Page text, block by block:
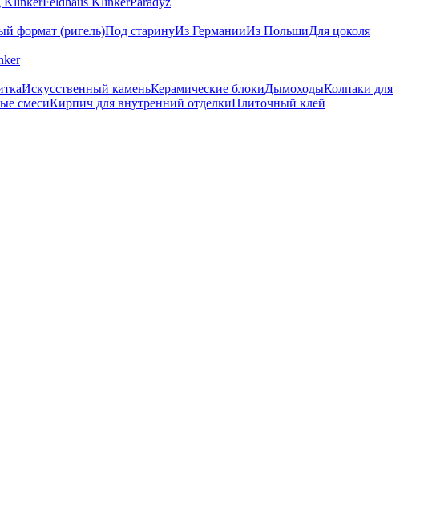
формат (ригель)Под старинуИз ГерманииИз ПольшиДля цоколя
Искусственный каменьКерамические блокиДымоходыКолпаки для
смесиКирпич для внутренний отделкиПлиточный клей